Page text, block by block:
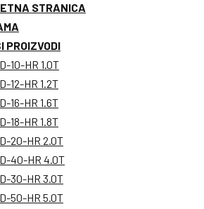
STRANICA
PROIZVODI
10-HR 1.0T
12-HR 1.2T
16-HR 1.6T
18-HR 1.8T
20-HR 2.0T
40-HR 4.0T
30-HR 3.0T
50-HR 5.0T